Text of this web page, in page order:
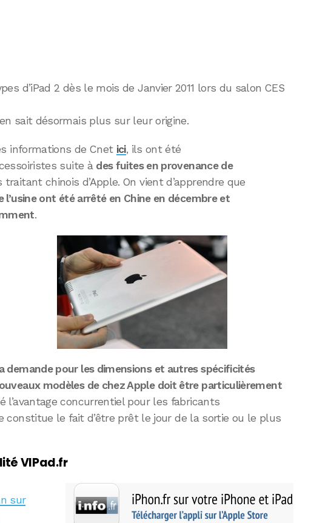
d’iPad 2 dès le mois de Janvier 2011 lors du salon CES
sait désormais plus sur leur origine.
informations de Cnet ici, ils ont été
suite à des fuites en provenance de
traitant chinois d’Apple. On vient d’apprendre que
l’usine ont été arrêté en Chine en décembre et
.
demande pour les dimensions et autres spécificités
modèles de chez Apple doit être particulièrement
l’avantage concurrentiel pour les fabricants
constitue le fait d’être prêt le jour de la sortie ou le plus
VIPad.fr
sur